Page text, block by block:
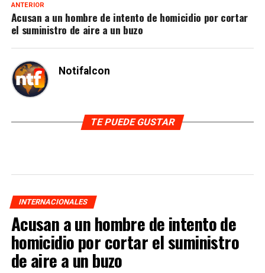
ANTERIOR
Acusan a un hombre de intento de homicidio por cortar
el suministro de aire a un buzo
Notifalcon
TE PUEDE GUSTAR
INTERNACIONALES
Acusan a un hombre de intento de
homicidio por cortar el suministro
de aire a un buzo